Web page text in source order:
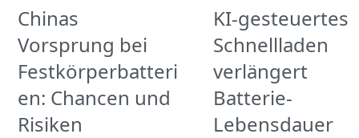
Chinas
Vorsprung bei
Festkörperbatteri
en: Chancen und
Risiken
KI-gesteuertes
Schnellladen
verlängert
Batterie-
Lebensdauer